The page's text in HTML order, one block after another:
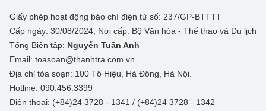
Giấy phép hoạt động báo chí điện tử số: 237/GP-BTTTT
Cấp ngày: 30/08/2024; Nơi cấp: Bộ Văn hóa - Thể thao và Du lịch
Tổng Biên tập: Nguyễn Tuấn Anh
Email: toasoan@thanhtra.com.vn
Địa chỉ tòa soạn: 100 Tô Hiệu, Hà Đông, Hà Nội.
Hotline: 090.456.3399
Điện thoại: (+84)24 3728 - 1341 / (+84)24 3728 - 1342